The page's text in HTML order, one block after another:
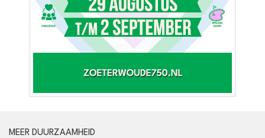
MEER DUURZAAMHEID